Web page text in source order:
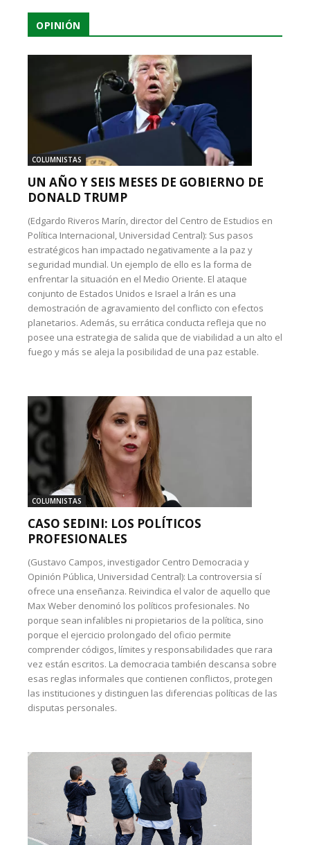
OPINIÓN
COLUMNISTAS
UN AÑO Y SEIS MESES DE GOBIERNO DE
DONALD TRUMP
(Edgardo Riveros Marín, director del Centro de Estudios en
Política Internacional, Universidad Central): Sus pasos
estratégicos han impactado negativamente a la paz y
seguridad mundial. Un ejemplo de ello es la forma de
enfrentar la situación en el Medio Oriente. El ataque
conjunto de Estados Unidos e Israel a Irán es una
demostración de agravamiento del conflicto con efectos
planetarios. Además, su errática conducta refleja que no
posee una estrategia de salida que de viabilidad a un alto el
fuego y más se aleja la posibilidad de una paz estable.
COLUMNISTAS
CASO SEDINI: LOS POLÍTICOS
PROFESIONALES
(Gustavo Campos, investigador Centro Democracia y
Opinión Pública, Universidad Central): La controversia sí
ofrece una enseñanza. Reivindica el valor de aquello que
Max Weber denominó los políticos profesionales. No
porque sean infalibles ni propietarios de la política, sino
porque el ejercicio prolongado del oficio permite
comprender códigos, límites y responsabilidades que rara
vez están escritos. La democracia también descansa sobre
esas reglas informales que contienen conflictos, protegen
las instituciones y distinguen las diferencias políticas de las
disputas personales.